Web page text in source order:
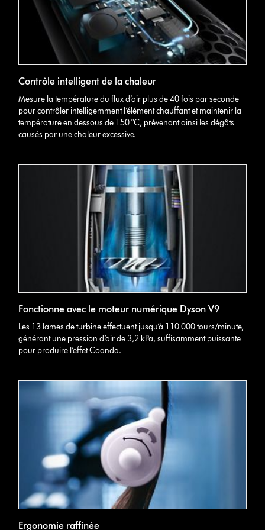
Contrôle intelligent de la chaleur
Mesure la température du flux d’air plus de 40 fois par seconde
pour contrôler intelligemment l’élément chauffant et maintenir la
température en dessous de 150 °C, prévenant ainsi les dégâts
causés par une chaleur excessive.
Fonctionne avec le moteur numérique Dyson V9
Les 13 lames de turbine effectuent jusqu’à 110 000 tours/minute,
générant une pression d’air de 3,2 kPa, suffisamment puissante
pour produire l’effet Coanda.
Ergonomie raffinée